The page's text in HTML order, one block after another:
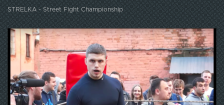
STRELKA - Street Fight Championship